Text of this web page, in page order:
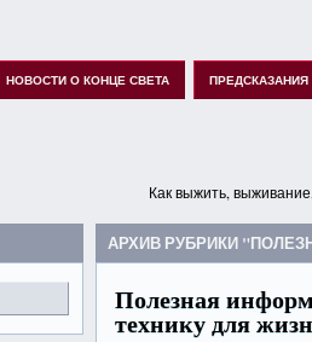
НОВОСТИ О КОНЦЕ СВЕТА ПРЕДСКАЗАНИЯ
Как выжить,
АРХИВ РУБРИКИ
Полезная
технику для